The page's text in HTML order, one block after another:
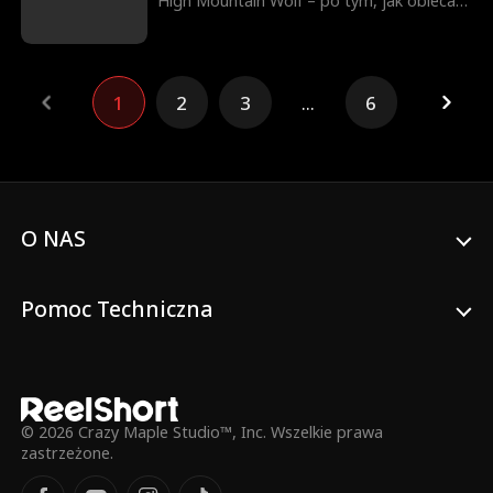
jednak błędnie uznał, że poślubiła go
wyłącznie dla tej pozycji, przez co zaczął
darzyć ją nienawiścią. Intrygi Ivy, jego
przypadkiem podsłuchuje, jak Holden
1 2 3 ... 6
O NAS
Pomoc Techniczna
© 2026 Crazy Maple Studio™, Inc. Wszelkie prawa
zastrzeżone.